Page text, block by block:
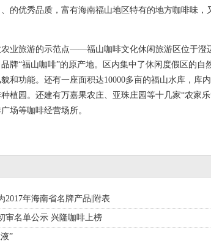
的优秀品质，富有海南福山地区特有的地方咖啡味
旅游的示范点——福山咖啡文化休闲旅游区位于澄
牌“福山咖啡”的原产地。区内集中了休闲度假区的自
和功能。还有一座面积达10000多亩的福山水库，库
植园。还建有万嘉果农庄、亚珠庄园等十几家“农家
场等咖啡经营场所。
2017年海南省名牌产品|附表
审名单公示 兴隆咖啡上榜
”